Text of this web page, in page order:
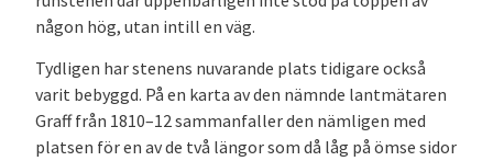
någon hög, utan intill en väg.
Tydligen har stenens nuvarande plats tidigare också
varit bebyggd. På en karta av den nämnde lantmätaren
Graff från 1810–12 sammanfaller den nämligen med
platsen för en av de två längor som då låg på ömse sidor